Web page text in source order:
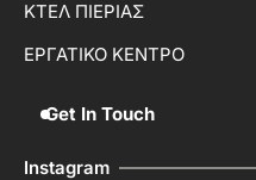
ΚΤΕΛ ΠΙΕΡΙΑΣ
ΕΡΓΑΤΙΚΟ ΚΕΝΤΡΟ
Get In Touch
Instagram